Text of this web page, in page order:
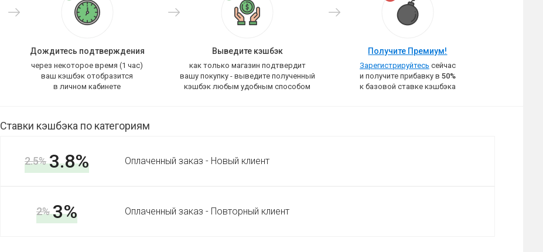
Дождитесь подтверждения
через некоторое время (1 час)
ваш кэшбэк отобразится
в личном кабинете
Выведите кэшбэк
как только магазин подтвердит
вашу покупку - выведите полученный
кэшбэк любым удобным способом
Получите Премиум!
Зарегистрируйтесь сейчас
и получите прибавку в 50%
к базовой ставке кэшбэка
Ставки кэшбэка по категориям
2.5% 3.8% Оплаченный заказ - Новый клиент
2% 3% Оплаченный заказ - Повторный клиент